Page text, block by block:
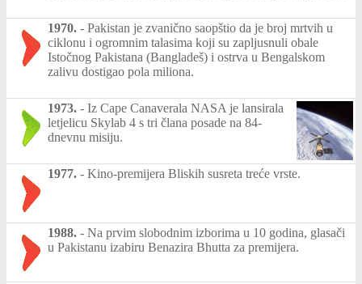
1970. - Pakistan je zvanično saopštio da je broj mrtvih u
ciklonu i ogromnim talasima koji su zapljusnuli obale
Istočnog Pakistana (Bangladeš) i ostrva u Bengalskom
zalivu dostigao pola miliona.
1973. - Iz Cape Canaverala NASA je lansirala
letjelicu Skylab 4 s tri člana posade na 84-
dnevnu misiju.
1977. - Kino-premijera Bliskih susreta treće vrste.
1988. - Na prvim slobodnim izborima u 10 godina, glasači
u Pakistanu izabiru Benazira Bhutta za premijera.